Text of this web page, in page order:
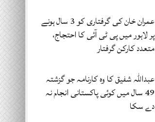
عمران خان کی گرفتاری کو 3 سال ہونے
پر لاہور میں پی ٹی آئی کا احتجاج،
متعدد کارکن گرفتار
عبداللہ شفیق کا وہ کارنامہ جو گزشتہ
49 سال میں کوئی پاکستانی انجام نہ
دے سکا